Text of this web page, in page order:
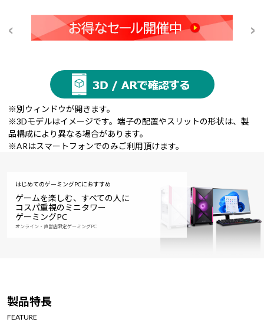
※別ウィンドウが開きます。
※3Dモデルはイメージです。端子の配置やスリットの形状は、製
品構成により異なる場合があります。
※ARはスマートフォンでのみご利用頂けます。
はじめてのゲーミングPCにおすすめ
ゲームを楽しむ、すべての人に
コスパ重視のミニタワー
ゲーミングPC
オンライン・直営店限定ゲーミングPC
製品特長
FEATURE